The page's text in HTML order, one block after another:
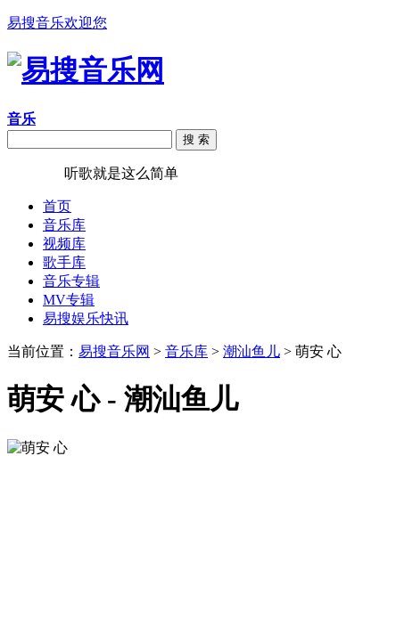
易搜音乐欢迎您
音乐
搜 索
听歌就是这么简单
首页
音乐库
视频库
歌手库
音乐专辑
MV专辑
易搜娱乐快讯
当前位置： 易搜音乐网 > 音乐库 > 潮汕鱼儿 > 萌安 心
萌安 心 - 潮汕鱼儿